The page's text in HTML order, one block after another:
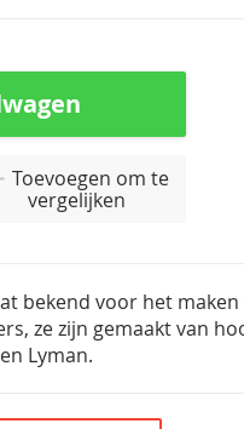
Toevoegen om te
vergelijken
bekend voor het
ze zijn gemaakt van
Lyman.